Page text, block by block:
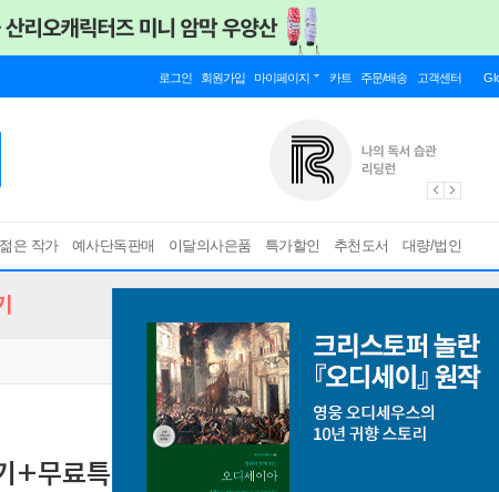
로그인 회원가입 마이페이지 카트 주문/배송 고객센터
젊은 작가 예사단독판매 이달의사은품 특가할인 추천도서 대량/법인
무료특강 [ 동영상강의 무료제공/핵심요약 합격족보 수록 ]